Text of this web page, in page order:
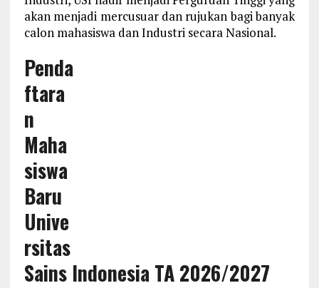
akan menjadi mercusuar dan rujukan bagi banyak
calon mahasiswa dan Industri secara Nasional.
Penda
ftara
n
Maha
siswa
Baru
Unive
rsitas
Sains Indonesia TA 2026/2027